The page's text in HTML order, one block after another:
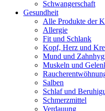
Schwangerschaft
Gesundheit
Alle Produkte der
Allergie
Fit und Schlank
Kopf, Herz und
Mund und
Muskeln und
Salben
Schlaf und
Schmerzmittel
Verdauung